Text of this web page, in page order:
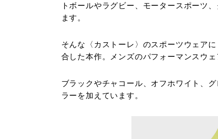
トボールやラグビー、モータースポーツ
ます。
そんな〈カストーレ〉のスポーツウェア
合した本作。メンズのパフォーマンスウ
ブラックやチャコール、オフホワイト、
ラーを加えています。